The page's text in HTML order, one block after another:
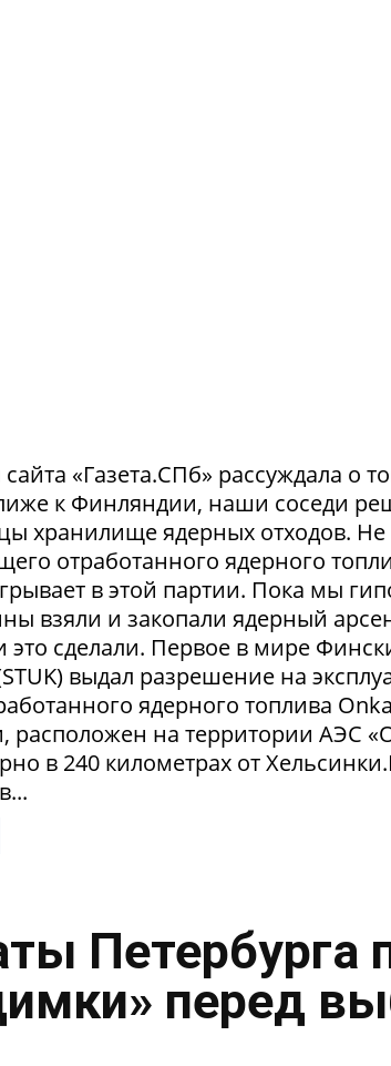
«Газета.СПб» рассуждала о
к Финляндии, наши соседи
хранилище ядерных отходов.
отработанного ядерного
в этой партии. Пока мы
взяли и закопали ядерный
это сделали. Первое в мире
выдал разрешение на
ядерного топлива
расположен на территории АЭС
в 240 километрах от
перед